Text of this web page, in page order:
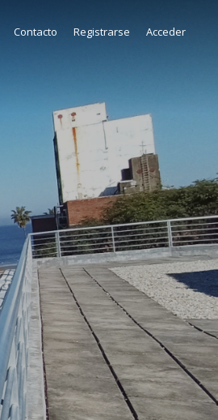
Registrarse Acceder
Contacto